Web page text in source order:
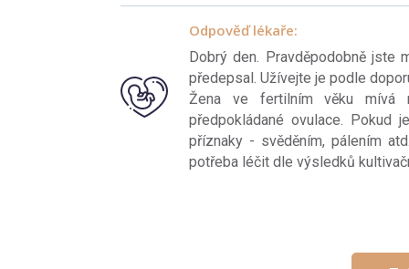
Odpověď lékaře:
Dobrý den. Pravděpodobně jste
předepsal. Užívejte je podle
Žena ve fertilním věku mívá
předpokládané ovulace. Pokud
příznaky - svěděním, pálením
potřeba léčit dle výsledků